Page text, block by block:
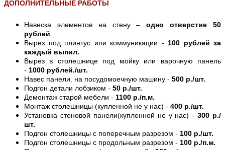
ДОПОЛНИТЕЛЬНЫЕ РАБОТЫ
Навеска элементов на стену –одно отверстие 50
рублей
Вырез под плинтус или коммуникации - 100 рублей за
каждый выпил.
Вырез в столешнице под мойку или варочную панель
- 1000 рублей./шт.
Навес панели. на посудомоечную машину - 500 р./шт.
Подгон детали лобзиком - 50 р./шт.
Демонтаж старой мебели - 1100 р./п.м.
Монтаж столешницы (купленной не у нас) - 400 р./шт.
Установка стеновой панели(купленной не у нас) -300 р./
шт.
Подгон столешницы с поперечным разрезом - 100 р./шт.
Подгон столешницы с продольным разрезом - 100 р./п.м.